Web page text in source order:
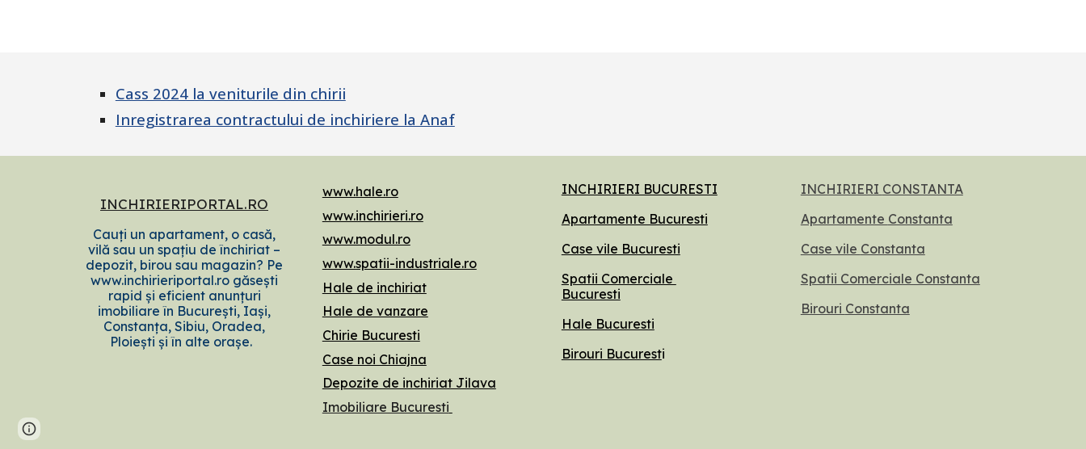
Cass 2024 la veniturile din chirii
Inregistrarea contractului de inchiriere la Anaf
INCHIRIERIPORTAL.RO
Cauți un apartament, o casă,
vilă sau un spațiu de închiriat –
depozit, birou sau magazin? Pe
www.inchirieriportal.ro găsești
rapid și eficient anunțuri
imobiliare în București, Iași,
Constanța, Sibiu, Oradea,
Ploiești și în alte orașe.
www.hale.ro
www.inchirieri.ro
www.modul.ro
www.spatii-industriale.ro
Hale de inchiriat
Hale de vanzare
Chirie Bucuresti
Case noi Chiajna
Depozite de inchiriat Jilava
Imobiliare Bucuresti
INCHIRIERI BUCURESTI
Apartamente Bucuresti
Case vile Bucuresti
Spatii Comerciale
Bucuresti
Hale Bucuresti
Birouri Bucuresti
INCHIRIERI CONSTANTA
Apartamente Constanta
Case vile Constanta
Spatii Comerciale Constanta
Birouri Constanta